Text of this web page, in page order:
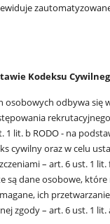
Kodeksu
osobowych odbywa się
1 lit. b RODO - na
cywilny oraz w celu
– art. 6 ust. 1 lit. f
są dane osobowe, które
ich
zgody – art. 6 ust. 1 lit.